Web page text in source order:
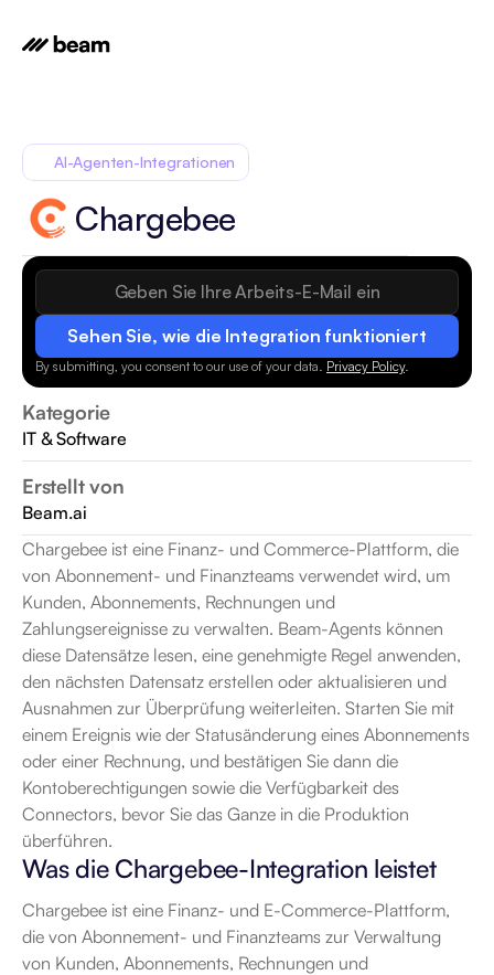
Sehen Sie, wie die Integration funktioniert
By submitting, you consent to our use of your data. Privacy Policy.
Kategorie
IT & Software
Erstellt von
Beam.ai
AI-Agenten-Integrationen
Chargebee
Chargebee ist eine Finanz- und Commerce-Plattform, die
von Abonnement- und Finanzteams verwendet wird, um
Kunden, Abonnements, Rechnungen und
Zahlungsereignisse zu verwalten. Beam-Agents können
diese Datensätze lesen, eine genehmigte Regel anwenden,
den nächsten Datensatz erstellen oder aktualisieren und
Ausnahmen zur Überprüfung weiterleiten. Starten Sie mit
einem Ereignis wie der Statusänderung eines Abonnements
oder einer Rechnung, und bestätigen Sie dann die
Kontoberechtigungen sowie die Verfügbarkeit des
Connectors, bevor Sie das Ganze in die Produktion
überführen.
Was die Chargebee-Integration leistet
Chargebee ist eine Finanz- und E-Commerce-Plattform,
die von Abonnement- und Finanzteams zur Verwaltung
von Kunden, Abonnements, Rechnungen und